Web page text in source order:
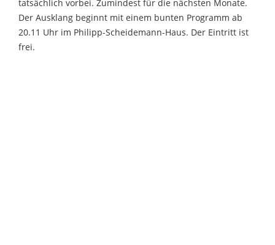
tatsächlich vorbei. Zumindest für die nächsten Monate.
Der Ausklang beginnt mit einem bunten Programm ab
20.11 Uhr im Philipp-Scheidemann-Haus. Der Eintritt ist
frei.